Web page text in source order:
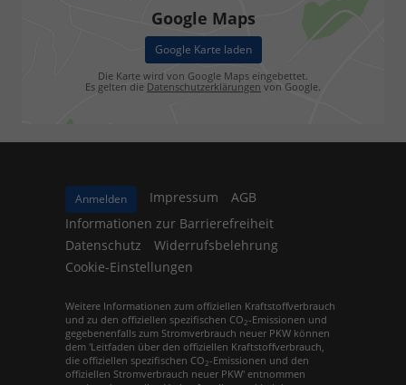
Google Maps
Google Karte laden
Die Karte wird von Google Maps eingebettet.
Es gelten die Datenschutzerklärungen von Google.
Anmelden Impressum
AGB
Informationen zur Barrierefreiheit
Datenschutz
Widerrufsbelehrung
Cookie-Einstellungen
Weitere Informationen zum offiziellen Kraftstoffverbrauch
und zu den offiziellen spezifischen CO2-Emissionen und
gegebenenfalls zum Stromverbrauch neuer PKW können
dem 'Leitfaden über den offiziellen Kraftstoffverbrauch,
die offiziellen spezifischen CO2-Emissionen und den
offiziellen Stromverbrauch neuer PKW' entnommen